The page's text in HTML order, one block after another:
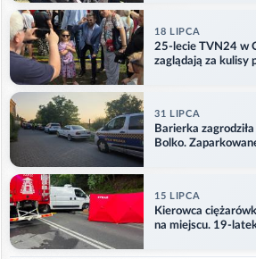
18 LIPCA
25-lecie TVN24 w
zaglądają za kulisy
31 LIPCA
Barierka
Bolko.
15 LIPCA
Kierowca
na miejscu. 19-